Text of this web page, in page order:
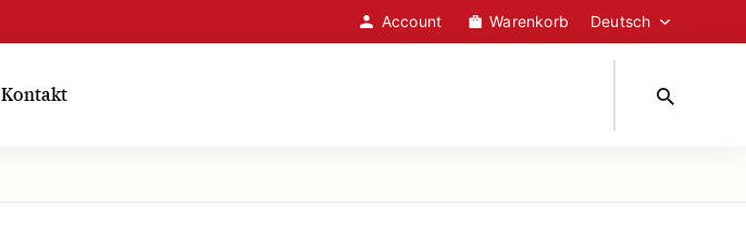
Account Warenkorb
Kontakt